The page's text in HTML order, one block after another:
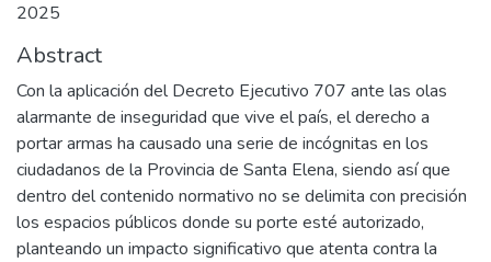
2025
Abstract
Con la aplicación del Decreto Ejecutivo 707 ante las olas
alarmante de inseguridad que vive el país, el derecho a
portar armas ha causado una serie de incógnitas en los
ciudadanos de la Provincia de Santa Elena, siendo así que
dentro del contenido normativo no se delimita con precisión
los espacios públicos donde su porte esté autorizado,
planteando un impacto significativo que atenta contra la